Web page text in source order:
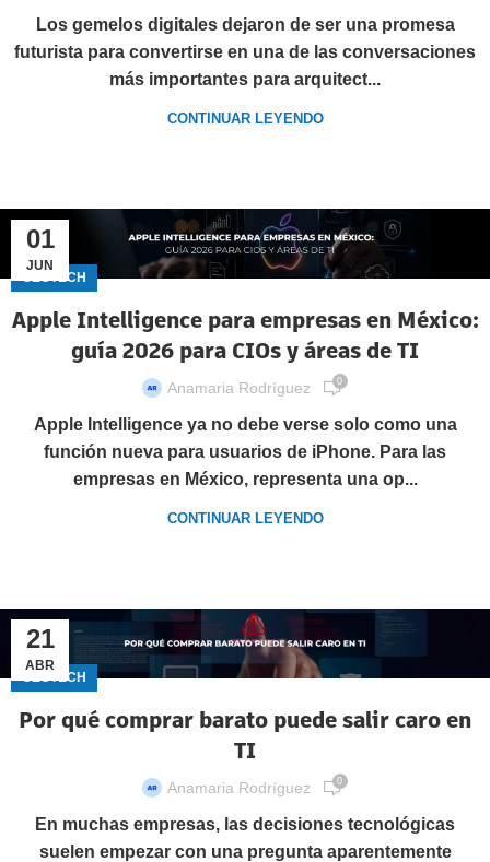
Los gemelos digitales dejaron de ser una promesa
futurista para convertirse en una de las conversaciones
más importantes para arquitect...
CONTINUAR LEYENDO
01
JUN
GECTECH
Apple Intelligence para empresas en México:
guía 2026 para CIOs y áreas de TI
Anamaria Rodríguez 0
Apple Intelligence ya no debe verse solo como una
función nueva para usuarios de iPhone. Para las
empresas en México, representa una op...
CONTINUAR LEYENDO
21
ABR
GECTECH
Por qué comprar barato puede salir caro en
TI
Anamaria Rodríguez 0
En muchas empresas, las decisiones tecnológicas
suelen empezar con una pregunta aparentemente